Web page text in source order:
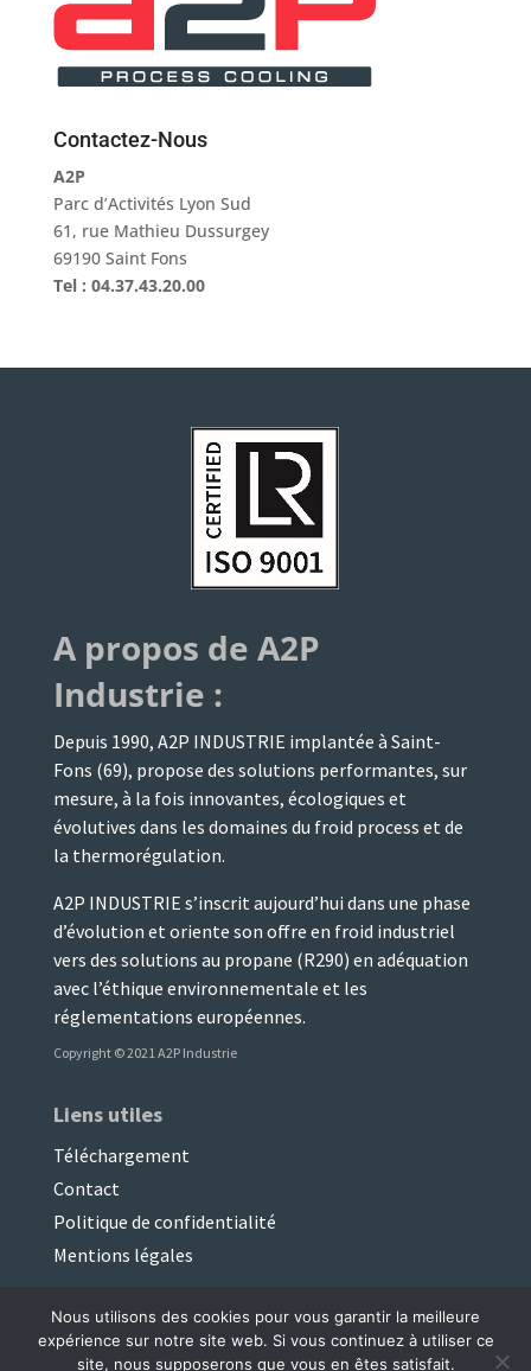
Contactez-Nous
A2P
Parc d’Activités Lyon Sud
61, rue Mathieu Dussurgey
69190 Saint Fons
Tel : 04.37.43.20.00
A propos de A2P
Industrie :
Depuis 1990, A2P INDUSTRIE implantée à Saint-
Fons (69), propose des solutions performantes, sur
mesure, à la fois innovantes, écologiques et
évolutives dans les domaines du froid process et de
la thermorégulation.
A2P INDUSTRIE s’inscrit aujourd’hui dans une phase
d’évolution et oriente son offre en froid industriel
vers des solutions au propane (R290) en adéquation
avec l’éthique environnementale et les
réglementations européennes.
Copyright © 2021 A2P Industrie
Liens utiles
Téléchargement
Contact
Politique de confidentialité
Mentions légales
Suivez-nous sur Linkedin !
Nous utilisons des cookies pour vous garantir la meilleure
expérience sur notre site web. Si vous continuez à utiliser ce
site, nous supposerons que vous en êtes satisfait.